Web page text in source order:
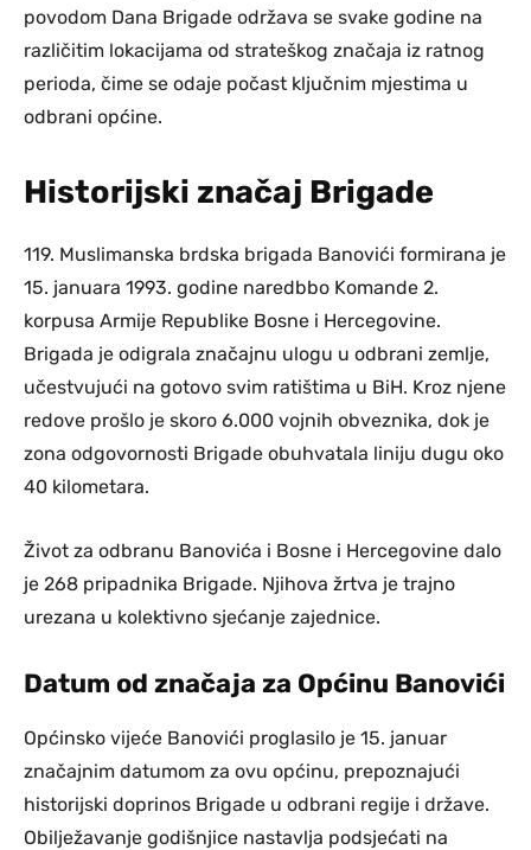
povodom Dana Brigade održava se svake godine na
različitim lokacijama od strateškog značaja iz ratnog
perioda, čime se odaje počast ključnim mjestima u
odbrani općine.
Historijski značaj Brigade
119. Muslimanska brdska brigada Banovići formirana je
15. januara 1993. godine naredbbo Komande 2.
korpusa Armije Republike Bosne i Hercegovine.
Brigada je odigrala značajnu ulogu u odbrani zemlje,
učestvujući na gotovo svim ratištima u BiH. Kroz njene
redove prošlo je skoro 6.000 vojnih obveznika, dok je
zona odgovornosti Brigade obuhvatala liniju dugu oko
40 kilometara.
Život za odbranu Banovića i Bosne i Hercegovine dalo
je 268 pripadnika Brigade. Njihova žrtva je trajno
urezana u kolektivno sjećanje zajednice.
Datum od značaja za Općinu Banovići
Općinsko vijeće Banovići proglasilo je 15. januar
značajnim datumom za ovu općinu, prepoznajući
historijski doprinos Brigade u odbrani regije i države.
Obilježavanje godišnjice nastavlja podsjećati na